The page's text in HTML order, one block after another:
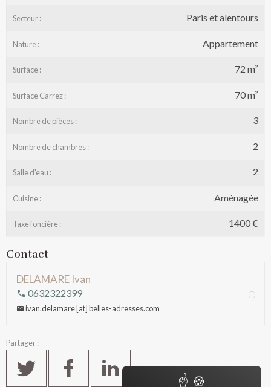
Secteur : Paris et alentours
Nature : Appartement
Surface : 72 m²
Surface Carrez : 70 m²
Nombre de pièces : 3
Nombre de chambres : 2
Salle d'eau : 2
Cuisine : Aménagée
Taxe foncière : 1400 €
Contact
DELAMARE Ivan
0632322399
ivan.delamare [at] belles-adresses.com
Partager :